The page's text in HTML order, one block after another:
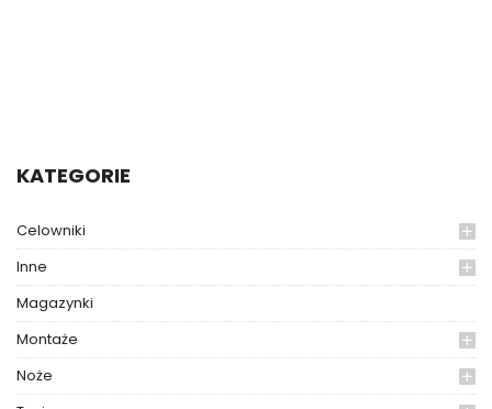
KATEGORIE
Celowniki
Inne
Magazynki
Montaże
Noże